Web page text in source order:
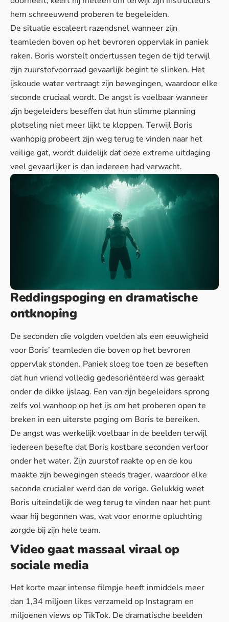
hem schreeuwend proberen te begeleiden.
De situatie escaleert razendsnel wanneer zijn
teamleden boven op het bevroren oppervlak in paniek
raken. Boris worstelt ondertussen tegen de tijd terwijl
zijn zuurstofvoorraad gevaarlijk begint te slinken. Het
ijskoude water vertraagt zijn bewegingen, waardoor elke
seconde cruciaal wordt. De angst is voelbaar wanneer
zijn begeleiders beseffen dat hun slimme planning
plotseling niet meer lijkt te kloppen. Terwijl Boris
wanhopig probeert zijn weg terug te vinden naar het
veilige gat, wordt duidelijk dat deze extreme uitdaging
veel gevaarlijker is dan iedereen had verwacht.
Reddingspoging en dramatische
ontknoping
De seconden die volgden voelden als een eeuwigheid
voor Boris’ teamleden die boven op het bevroren
oppervlak stonden. Paniek sloeg toe toen ze beseften
dat hun vriend volledig gedesoriënteerd was geraakt
onder de dikke ijslaag. Een van zijn begeleiders sprong
zelfs vol wanhoop op het ijs om het proberen open te
breken in een uiterste poging om Boris te bereiken.
De angst was werkelijk voelbaar in de beelden terwijl
iedereen besefte dat Boris kostbare seconden verloor
onder het water. Zijn zuurstof raakte op en de kou
maakte zijn bewegingen steeds trager, waardoor elke
seconde crucialer werd dan de vorige. Gelukkig weet
Boris uiteindelijk de weg terug te vinden naar het punt
waar hij begonnen was, wat voor enorme opluchting
zorgde bij zijn hele team.
Video gaat massaal viraal op
sociale media
Het korte maar intense filmpje heeft inmiddels meer
dan 1,34 miljoen likes verzameld op Instagram en
miljoenen views op TikTok. De dramatische beelden